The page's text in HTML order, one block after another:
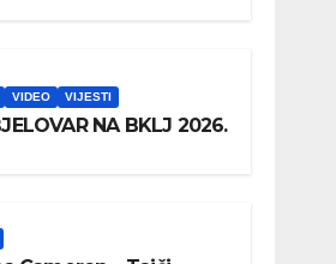
VIDEO VIJESTI
NA BKLJ 2026.